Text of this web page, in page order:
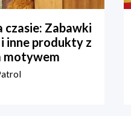
czasie: Zabawki
inne produkty z
motywem